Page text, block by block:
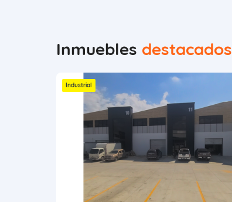
Inmuebles destacados
Industrial